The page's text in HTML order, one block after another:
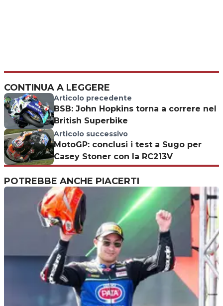
CONTINUA A LEGGERE
Articolo precedente
BSB: John Hopkins torna a correre nel
British Superbike
Articolo successivo
MotoGP: conclusi i test a Sugo per
Casey Stoner con la RC213V
POTREBBE ANCHE PIACERTI